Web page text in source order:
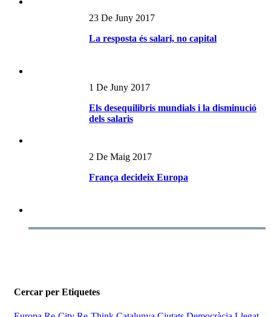
23 De Juny 2017
La resposta és salari, no capital
1 De Juny 2017
Els desequilibris mundials i la disminució
dels salaris
2 De Maig 2017
França decideix Europa
Cercar per Etiquetes